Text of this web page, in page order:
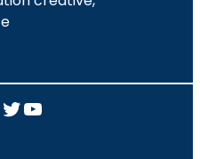
Twitter
YouTube